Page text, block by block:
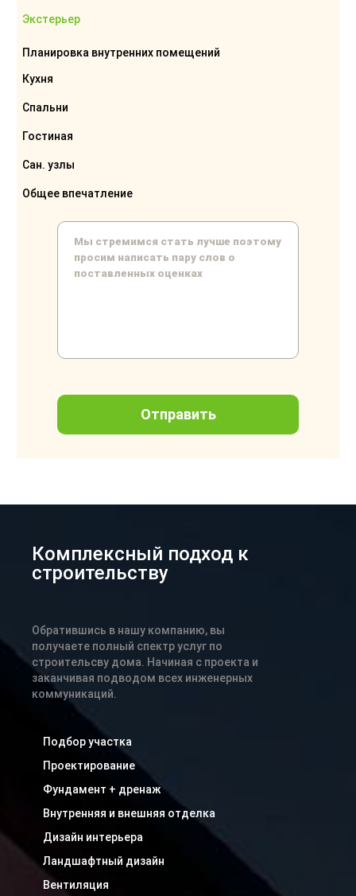
Экстерьер
Планировка внутренних помещений
Кухня
Спальни
Гостиная
Сан. узлы
Общее впечатление
Комплексный подход к
строительству
Обратившись в нашу компанию, вы
получаете полный спектр услуг по
строительсву дома. Начиная с проекта и
заканчивая подводом всех инженерных
коммуникаций.
Подбор участка
Проектирование
Фундамент + дренаж
Внутренняя и внешняя отделка
Дизайн интерьера
Ландшафтный дизайн
Вентиляция